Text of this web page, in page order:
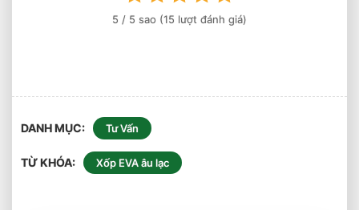
5 / 5 sao (15 lượt đánh giá)
DANH MỤC Tư Vấn
TỪ KHÓA Xốp EVA âu lạc